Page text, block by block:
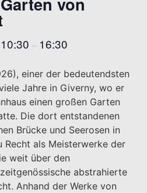
10:30 – 16:30
einer der bedeutendsten
Jahre in Giverny, wo er
einen großen Garten
Die dort entstandenen
Brücke und Seerosen in
Recht als Meisterwerke der
weit über den
abstrahierte
Anhand der Werke von